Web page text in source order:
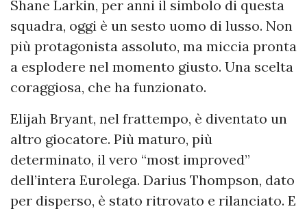
Shane Larkin, per anni il simbolo di questa
squadra, oggi è un sesto uomo di lusso. Non
più protagonista assoluto, ma miccia pronta
a esplodere nel momento giusto. Una scelta
coraggiosa, che ha funzionato.
Elijah Bryant, nel frattempo, è diventato un
altro giocatore. Più maturo, più
determinato, il vero “most improved”
dell’intera Eurolega. Darius Thompson, dato
per disperso, è stato ritrovato e rilanciato. E